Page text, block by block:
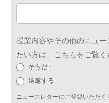
授業内容やその他のニュ
たい方は、こちらをご覧く
そうだ！
遠慮する
ニュースレターにご登録いただ